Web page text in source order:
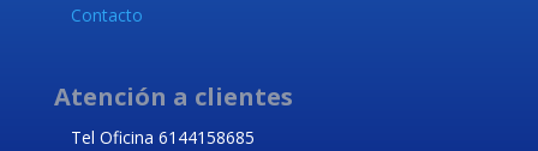
Contacto
Atención a clientes
Tel Oficina 6144158685